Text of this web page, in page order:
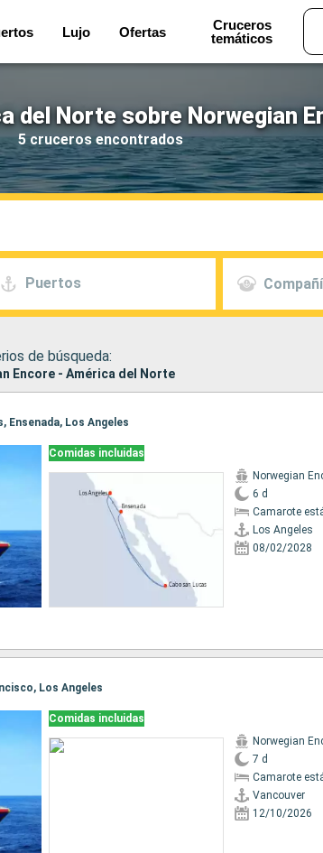
Lujo Ofertas
Cruceros
temáticos
del Norte sobre Norwegian
5 cruceros encontrados
Puertos
de búsqueda:
Encore - América del Norte
Ensenada, Los Angeles
Comidas incluidas
Norwegian
6 d
Camarote
Los Angeles
08/02/2028
Los Angeles
Comidas incluidas
Norwegian
7 d
Camarote
Vancouver
12/10/2026